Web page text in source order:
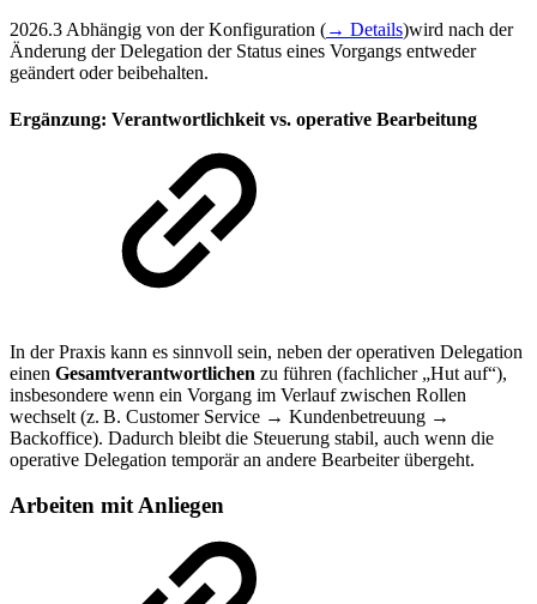
2026.3 Abhängig von der Konfiguration (→ Details)wird nach der
Änderung der Delegation der Status eines Vorgangs entweder
geändert oder beibehalten.
Ergänzung: Verantwortlichkeit vs. operative Bearbeitung
In der Praxis kann es sinnvoll sein, neben der operativen Delegation
einen Gesamtverantwortlichen zu führen (fachlicher „Hut auf“),
insbesondere wenn ein Vorgang im Verlauf zwischen Rollen
wechselt (z. B. Customer Service → Kundenbetreuung →
Backoffice). Dadurch bleibt die Steuerung stabil, auch wenn die
operative Delegation temporär an andere Bearbeiter übergeht.
Arbeiten mit Anliegen